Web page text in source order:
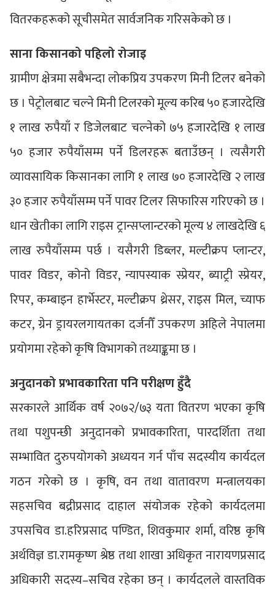
वितरकहरूको सूचीसमेत सार्वजनिक गरिसकेको छ ।
साना किसानको पहिलो रोजाइ
ग्रामीण क्षेत्रमा सबैभन्दा लोकप्रिय उपकरण मिनी टिलर बनेको
छ । पेट्रोलबाट चल्ने मिनी टिलरको मूल्य करिब ५० हजारदेखि
१ लाख रुपैयाँ र डिजेलबाट चल्नेको ७५ हजारदेखि १ लाख
५० हजार रुपैयाँसम्म पर्ने डिलरहरू बताउँछन् । त्यसैगरी
व्यावसायिक किसानका लागि १ लाख ७० हजारदेखि २ लाख
३० हजार रुपैयाँसम्म पर्ने पावर टिलर सिफारिस गरिएको छ ।
धान खेतीका लागि राइस ट्रान्सप्लान्टरको मूल्य ४ लाखदेखि ६
लाख रुपैयाँसम्म पर्छ । यसैगरी डिब्लर, मल्टीक्रप प्लान्टर,
पावर विडर, कोनो विडर, न्यापस्याक स्प्रेयर, ब्याट्री स्प्रेयर,
रिपर, कम्बाइन हार्भेस्टर, मल्टीक्रप थ्रेसर, राइस मिल, च्याफ
कटर, ग्रेन ड्रायरलगायतका दर्जनौँ उपकरण अहिले नेपालमा
प्रयोगमा रहेको कृषि विभागको तथ्याङ्कमा छ ।
अनुदानको प्रभावकारिता पनि परीक्षण हुँदै
सरकारले आर्थिक वर्ष २०७२/७३ यता वितरण भएका कृषि
तथा पशुपन्छी अनुदानको प्रभावकारिता, पारदर्शिता तथा
सम्भावित दुरुपयोगको अध्ययन गर्न पाँच सदस्यीय कार्यदल
गठन गरेको छ । कृषि, वन तथा वातावरण मन्त्रालयका
सहसचिव बद्रीप्रसाद दाहाल संयोजक रहेको कार्यदलमा
उपसचिव डा.हरिप्रसाद पण्डित, शिवकुमार शर्मा, वरिष्ठ कृषि
अर्थविज्ञ डा.रामकृष्ण श्रेष्ठ तथा शाखा अधिकृत नारायणप्रसाद
अधिकारी सदस्य–सचिव रहेका छन् । कार्यदलले वास्तविक